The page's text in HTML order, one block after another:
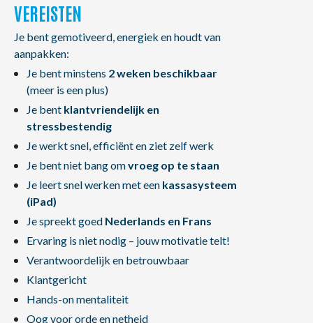
VEREISTEN
Je bent gemotiveerd, energiek en houdt van
aanpakken:
Je bent minstens 2 weken beschikbaar
(meer is een plus)
Je bent klantvriendelijk en
stressbestendig
Je werkt snel, efficiënt en ziet zelf werk
Je bent niet bang omvroeg op te staan
Je leert snel werken met een kassasysteem
(iPad)
Je spreekt goed Nederlands en Frans
Ervaring is niet nodig – jouw motivatie telt!
Verantwoordelijk en betrouwbaar
Klantgericht
Hands-on mentaliteit
Oog voor orde en netheid